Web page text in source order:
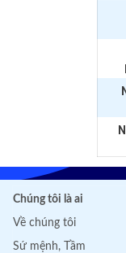
Chúng tôi là ai
Về chúng tôi
Sứ mệnh, Tầm